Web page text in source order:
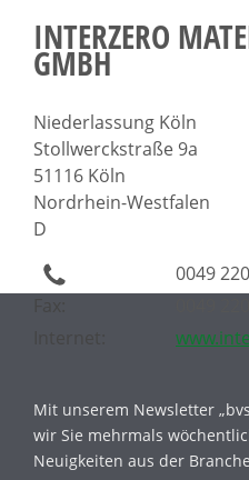
INTERZERO
GMBH
Niederlassung Köln
Stollwerckstraße 9a
51116 Köln
Nordrhein-Westfalen
D
0049
Mit unserem Newsletter
wir Sie mehrmals
Neuigkeiten aus der